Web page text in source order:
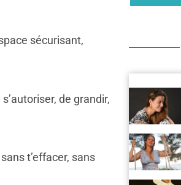
sécurisant,
de grandir,
t’effacer, sans